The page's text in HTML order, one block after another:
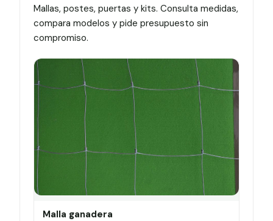
Mallas, postes, puertas y kits. Consulta medidas,
compara modelos y pide presupuesto sin
compromiso.
Malla ganadera